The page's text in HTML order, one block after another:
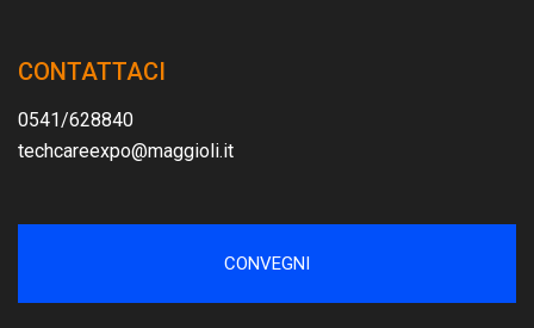
CONTATTACI
0541/628840
techcareexpo@maggioli.it
CONVEGNI